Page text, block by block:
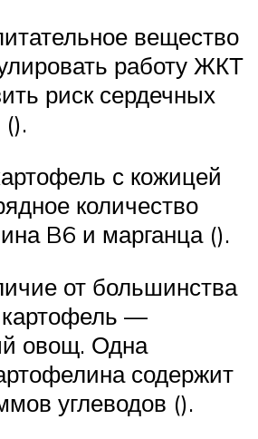
вещество
работу ЖКТ
риск сердечных
с кожицей
количество
B6 и марганца ().
от большинства
—
овощ. Одна
содержит
углеводов ().